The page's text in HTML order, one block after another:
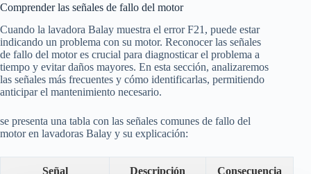
Comprender las señales de fallo del motor
Cuando la lavadora Balay muestra el error F21, puede estar
indicando un problema con su motor. Reconocer las señales
de fallo del motor es crucial para diagnosticar el problema a
tiempo y evitar daños mayores. En esta sección, analizaremos
las señales más frecuentes y cómo identificarlas, permitiendo
anticipar el mantenimiento necesario.
se presenta una tabla con las señales comunes de fallo del
motor en lavadoras Balay y su explicación:
Señal Descripción Consecuencia